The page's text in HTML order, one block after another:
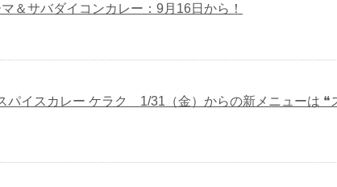
＆サバダイコンカレー：9月16日から！
パイスカレー ケラク 1/31（金）からの新メニューは ❝